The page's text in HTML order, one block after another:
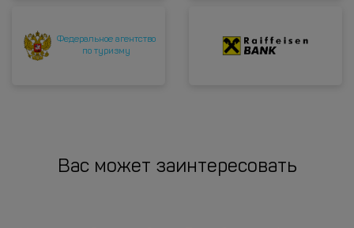
Федеральное агентство
по туризму
Вас может заинтересовать